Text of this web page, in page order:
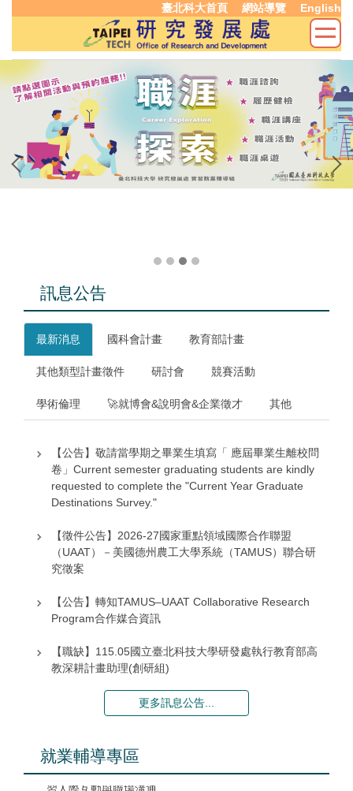
要
內
容
臺北科大首頁 網站導覽 English
訊息公告
最新消息 國科會計畫 教育部計畫
其他類型計畫徵件 研討會 競賽活動
學術倫理 🚀就博會&說明會&企業徵才 其他
【公告】敬請當學期之畢業生填寫「 應屆畢業生離校問
卷」Current semester graduating students are kindly
requested to complete the "Current Year Graduate
Destinations Survey."
【徵件公告】2026-27國家重點領域國際合作聯盟
（UAAT）－美國德州農工大學系統（TAMUS）聯合研
究徵案
【公告】轉知TAMUS–UAAT Collaborative Research
Program合作媒合資訊
【職缺】115.05國立臺北科技大學研發處執行教育部高
教深耕計畫助理(創研組)
更多訊息公告...
就業輔導專區
【職涯講座】115/4/9(四) 13:00-15:00，用 AI 寫出你的
職涯說明書：整合興趣、價值觀與能力，降低選錯工作的
【職涯講座】115/3/9(一) 13:30-14:20，好想說出口－練
習人際互動與職場溝通